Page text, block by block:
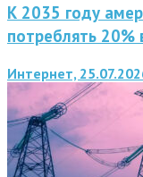
К 2035 году
потреблять 20%
Интернет,